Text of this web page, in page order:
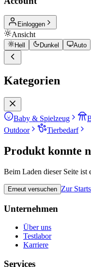
Einloggen
Ansicht
Hell Dunkel Auto
Kategorien
Baby & Spielzeug
Outdoor
Tierbedarf
Produkt konnte
Beim Laden dieser Seite ist
Erneut versuchen Zur
Unternehmen
Über uns
Testlabor
Karriere
Services